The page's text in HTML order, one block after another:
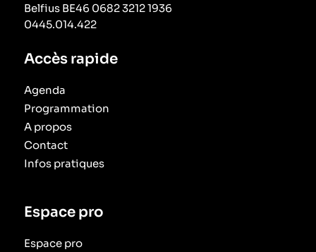
Accès rapide
Agenda
Programmation
A propos
Contact
Infos pratiques
Espace pro
Espace pro
Belfius BE46 0682 3212 1936
0445.014.422